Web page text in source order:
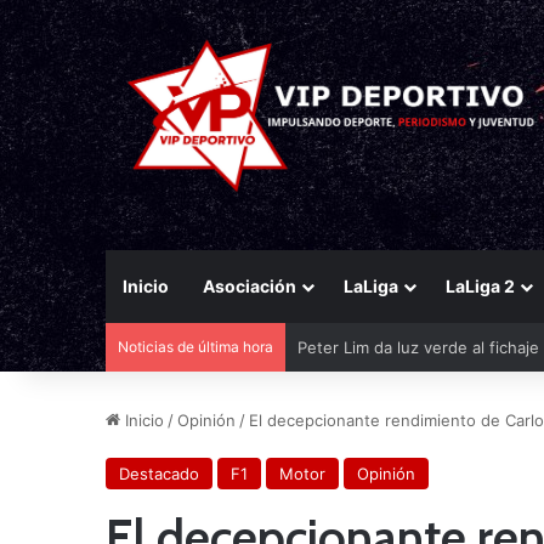
Inicio Asociación LaLiga LaLiga 2
Noticias de última hora
El Eldense mira a las canteras
Inicio /Opinión / El decepcionante rendimiento de
Destacado F1 Motor Opinión